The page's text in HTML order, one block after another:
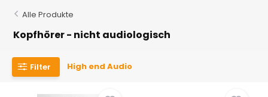
Alle Produkte
Kopfhörer - nicht audiologisch
Filter High end Audio